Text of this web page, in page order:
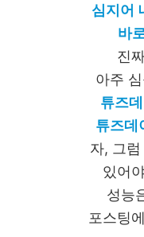
심지어
바
진
아주
튜즈
튜즈데
자, 그
있어
성능
포스팅